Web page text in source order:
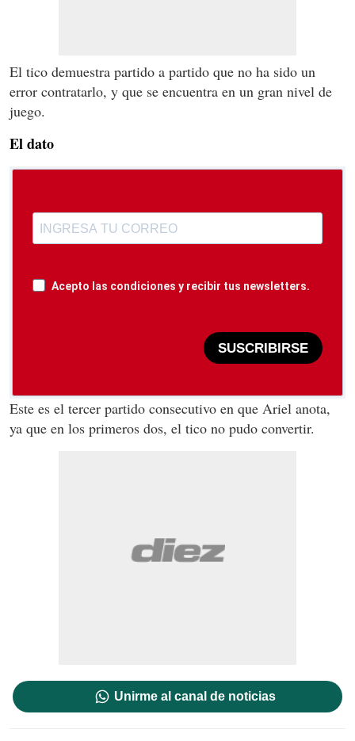
El tico demuestra partido a partido que no ha sido un
error contratarlo, y que se encuentra en un gran nivel de
juego.
El dato
Acepto las condiciones y recibir tus newsletters.
SUSCRIBIRSE
Este es el tercer partido consecutivo en que Ariel anota,
ya que en los primeros dos, el tico no pudo convertir.
Unirme al canal de noticias